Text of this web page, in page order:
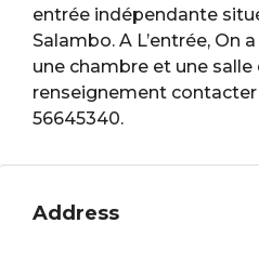
entrée indépendante
Salambo. A L’entrée, On
une chambre et une salle
renseignement contacter
56645340.
Address